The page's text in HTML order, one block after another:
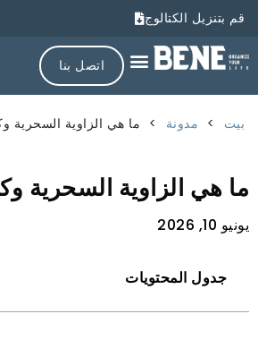
قم بتنزيل الكتالوج
اتصل بنا
بيت > مدونة > ما هي الزاوية السحرية
ما هي الزاوية السحرية
يونيو 10, 2026
جدول المحتويات